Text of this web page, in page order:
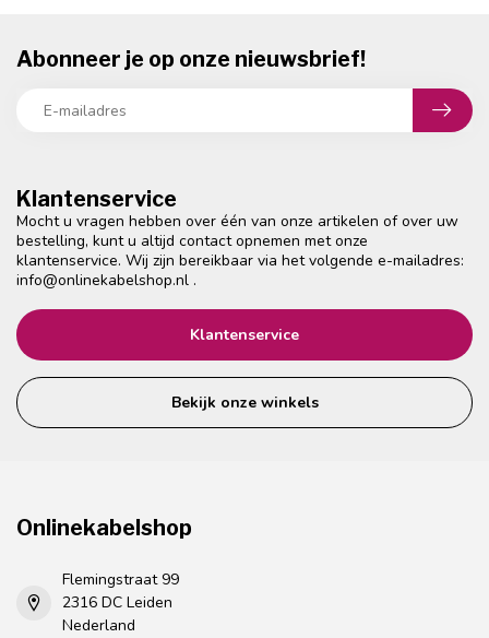
Klantenservice
Mocht u vragen hebben over één van onze artikelen of over uw
bestelling, kunt u altijd contact opnemen met onze
klantenservice. Wij zijn bereikbaar via het volgende e-mailadres:
info@onlinekabelshop.nl .
Klantenservice
Bekijk onze winkels
Abonneer je op onze nieuwsbrief!
Onlinekabelshop
Flemingstraat 99
2316 DC Leiden
Nederland